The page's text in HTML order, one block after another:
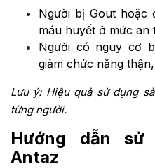
Người bị Gout hoặc
máu huyết ở mức an
Người có nguy cơ
giảm chức năng
Lưu ý: Hiệu quả sử dụng
từng người.
Hướng dẫn sử
Antaz